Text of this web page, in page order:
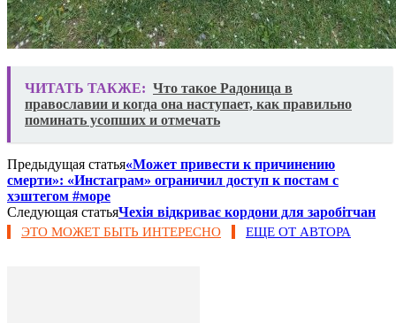
ЧИТАТЬ ТАКЖЕ: Что такое Радоница в
православии и когда она наступает, как правильно
поминать усопших и отмечать
Предыдущая статья«Может привести к причинению
смерти»: «Инстаграм» ограничил доступ к постам с
хэштегом #море
Следующая статьяЧехія відкриває кордони для заробітчан
ЭТО МОЖЕТ БЫТЬ ИНТЕРЕСНО ЕЩЕ ОТ АВТОРА